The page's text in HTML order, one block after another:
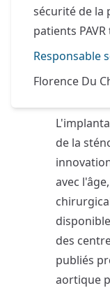
sécurité de la
patients
Responsable
Florence Du
de la
avec
des
publiés
aortique